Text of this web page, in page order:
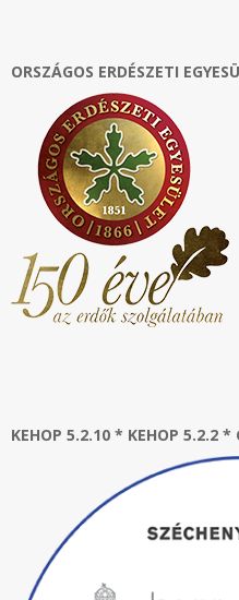
ORSZÁGOS ERDÉSZETI
KEHOP 5.2.10 * KEHOP 5.2.2 *